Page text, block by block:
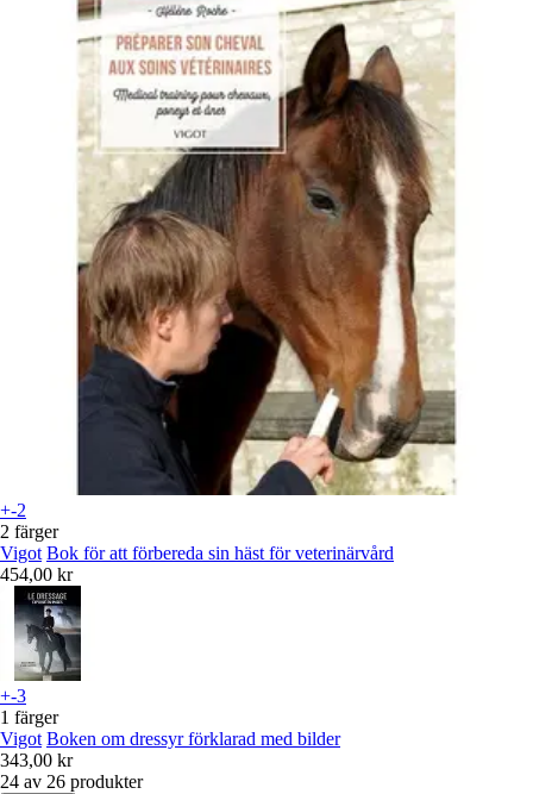
+-2
2 färger
Vigot Bok för att förbereda sin häst för veterinärvård
454,00 kr
+-3
1 färger
Vigot Boken om dressyr förklarad med bilder
343,00 kr
24 av 26 produkter